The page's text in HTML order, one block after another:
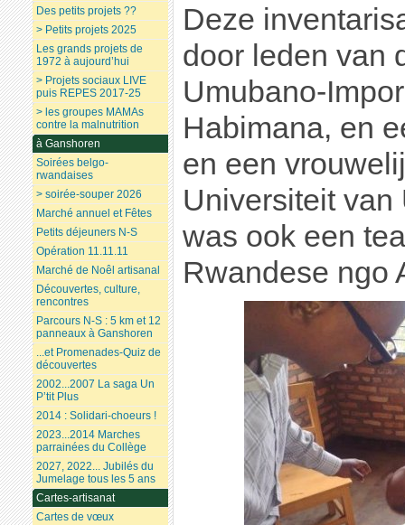
Deze
door leden van
Umubano-
Habimana, en
en een
Universiteit van
was ook een
Rwandese ngo
Des petits projets ??
> Petits projets 2025
Les grands projets de
1972 à aujourd’hui
> Projets sociaux LIVE
puis REPES 2017-25
> les groupes MAMAs
contre la malnutrition
à Ganshoren
Soirées belgo-
rwandaises
> soirée-souper 2026
Marché annuel et Fêtes
Petits déjeuners N-S
Opération 11.11.11
Marché de Noêl artisanal
Découvertes, culture,
rencontres
Parcours N-S : 5 km et 12
panneaux à Ganshoren
...et Promenades-Quiz de
découvertes
2002...2007 La saga Un
P’tit Plus
2014 : Solidari-choeurs !
2023...2014 Marches
parrainées du Collège
2027, 2022... Jubilés du
Jumelage tous les 5 ans
Cartes-artisanat
Cartes de vœux